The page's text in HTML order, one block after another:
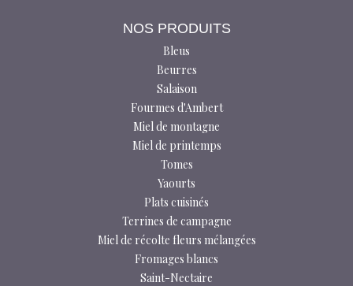
NOS PRODUITS
Bleus
Beurres
Salaison
Fourmes d'Ambert
Miel de montagne
Miel de printemps
Tomes
Yaourts
Plats cuisinés
Terrines de campagne
Miel de récolte fleurs mélangées
Fromages blancs
Saint-Nectaire